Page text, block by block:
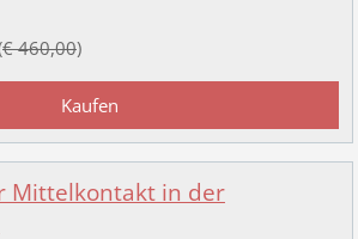
€ 460,00)
Mittelkontakt in der